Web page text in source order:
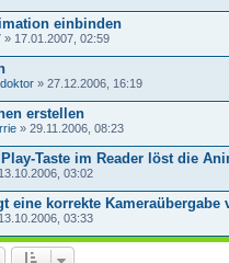
einbinden
» 17.01.2007, 02:59
» 27.12.2006, 16:19
erstellen
» 29.11.2006, 08:23
Taste im Reader löst die
03:02
eine korrekte Kameraübergabe
03:33